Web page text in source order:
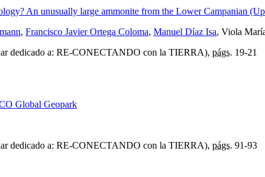
An unusually large ammonite from the Lower Campanian
, Francisco Javier Ortega Coloma, Manuel Díaz Isa, Viola
dedicado a: RE-CONECTANDO con la TIERRA), págs. 19-21
Global Geopark
dedicado a: RE-CONECTANDO con la TIERRA), págs. 91-93